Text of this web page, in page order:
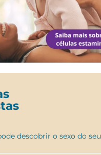
descobrir o sexo do seu